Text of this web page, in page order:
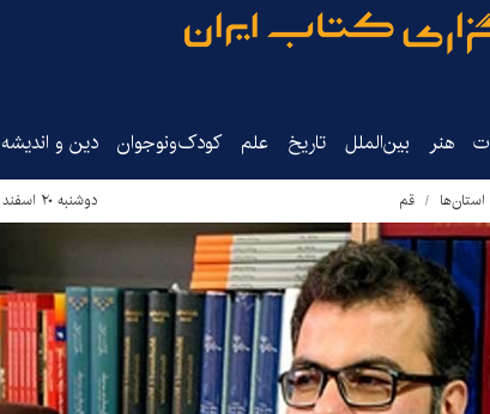
هنر بین‌الملل تاریخ‌ علم کودک‌ونوجوان دین و اندیشه
استان‌ها قم دوشنبه ۲۰ اسفند ۱۳۹۷ - ۱۸:۱۵